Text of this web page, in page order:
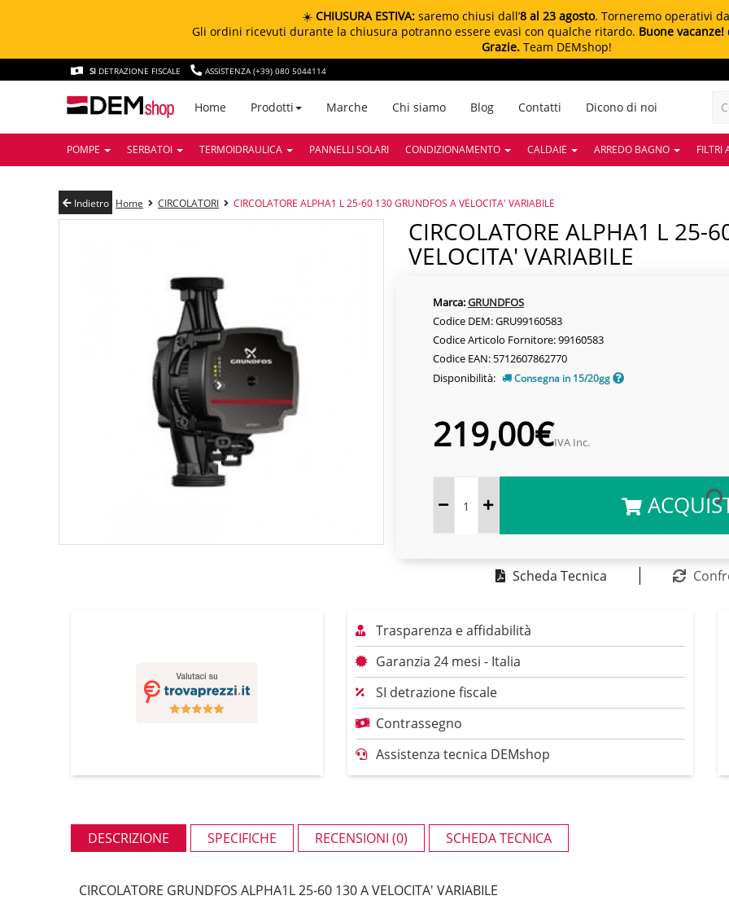
☀️ CHIUSURA ESTIVA: saremo chiusi dall’8 al 23 agosto. Torneremo operativi
Gli ordini ricevuti durante la chiusura potranno essere evasi con qualche ritardo. Buone vacanze!
Grazie. Team DEMshop!
SI DETRAZIONE FISCALE ASSISTENZA (+39) 080 5044114
Home Prodotti Marche Chi siamo Blog Contatti Dicono di noi
POMPE SERBATOI TERMOIDRAULICA PANNELLI SOLARI CONDIZIONAMENTO CALDAIE ARREDO BAGNO FILTRI
Indietro Home CIRCOLATORI CIRCOLATORE ALPHA1 L 25-60 130 GRUNDFOS A VELOCITA' VARIABILE
CIRCOLATORE ALPHA1 L 25-60 130 GRUNDFOS A
VELOCITA' VARIABILE
Marca:GRUNDFOS
Codice DEM: GRU99160583
Codice Articolo Fornitore: 99160583
Codice EAN: 5712607862770
Disponibilità:
Consegna in 15/20gg
219,00€IVA Inc.
Scheda Tecnica
Trasparenza e affidabilità
Garanzia 24 mesi - Italia
SI detrazione fiscale
Contrassegno
Assistenza tecnica DEMshop
DESCRIZIONE SPECIFICHE RECENSIONI (0) SCHEDA TECNICA
CIRCOLATORE GRUNDFOS ALPHA1L 25-60 130 A VELOCITA' VARIABILE